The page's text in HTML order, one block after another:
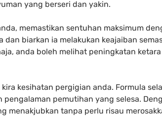
yang berseri dan yakin.
memastikan sentuhan maksimum
biarkan ia melakukan keajaiban
anda boleh melihat peningkatan
kesihatan pergigian anda. Formula
pemutihan yang selesa.
menakjubkan tanpa perlu risau